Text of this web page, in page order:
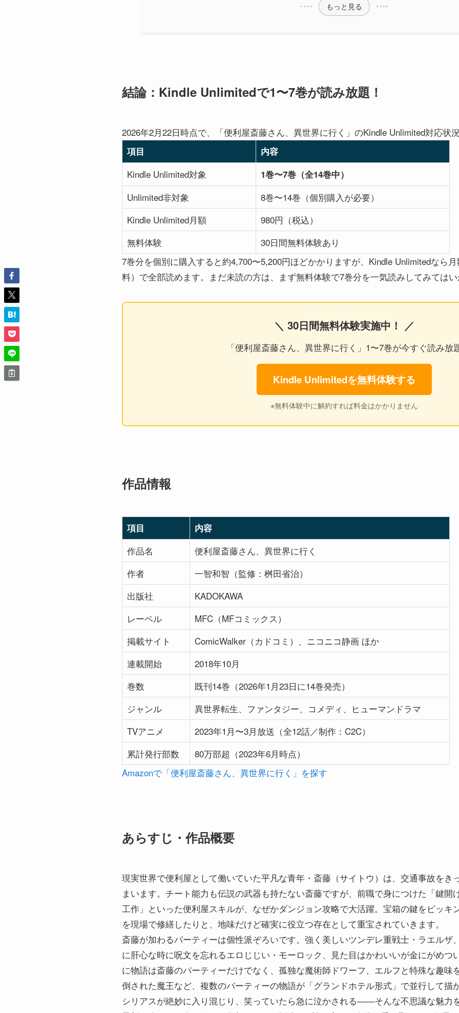
もっと見る
結論：Kindle Unlimitedで1〜7巻が読み放題！
2026年2月22日時点で、「便利屋斎藤さん、異世界に行く」のKindle Unlimited対応状
項目 内容
Kindle Unlimited対象 1巻〜7巻（全14巻中）
Unlimited非対象
8巻〜14巻（個別購入が必要）
Kindle Unlimited月額
980円（税込）
無料体験
30日間無料体験あり
7巻分を個別に購入すると約4,700〜5,200円ほどかかりますが、Kindle Unlimitedなら
料）で全部読めます。まだ未読の方は、まず無料体験で7巻分を一気読みしてみては
＼ 30日間無料体験実施中！ ／
「便利屋斎藤さん、異世界に行く」1〜7巻が今すぐ読み放
Kindle Unlimitedを無料体験する
※無料体験中に解約すれば料金はかかりません
作品情報
項目 内容
作品名
便利屋斎藤さん、異世界に行く
作者
一智和智（監修：桝田省治）
出版社
KADOKAWA
レーベル
MFC（MFコミックス）
掲載サイト
ComicWalker（カドコミ）、ニコニコ静画 ほか
連載開始
2018年10月
巻数
既刊14巻（2026年1月23日に14巻発売）
ジャンル
異世界転生、ファンタジー、コメディ、ヒューマンドラマ
TVアニメ
2023年1月〜3月放送（全12話／制作：C2C）
累計発行部数
80万部超（2023年6月時点）
Amazonで「便利屋斎藤さん、異世界に行く」を探す
あらすじ・作品概要
現実世界で便利屋として働いていた平凡な青年・斎藤（サイトウ）は、交通事故をき
まいます。チート能力も伝説の武器も持たない斎藤ですが、前職で身につけた「鍵開
工作」といった便利屋スキルが、なぜかダンジョン攻略で大活躍。宝箱の鍵をピッキ
を現場で修繕したりと、地味だけど確実に役立つ存在として重宝されていきます。
斎藤が加わるパーティーは個性派ぞろいです。強く美しいツンデレ重戦士・ラエルザ
に肝心な時に呪文を忘れるエロじじい・モーロック、見た目はかわいいが金にがめつ
に物語は斎藤のパーティーだけでなく、孤独な魔術師ドワーフ、エルフと特殊な趣味
倒された魔王など、複数のパーティーの物語が「グランドホテル形式」で並行して描
シリアスが絶妙に入り混じり、笑っていたら急に泣かされる――そんな不思議な魅力